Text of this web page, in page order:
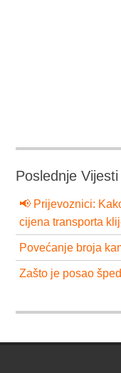
Poslednje Vijesti
📢 Prijevoznici:
cijena transporta
Povećanje broja
Zašto je posao